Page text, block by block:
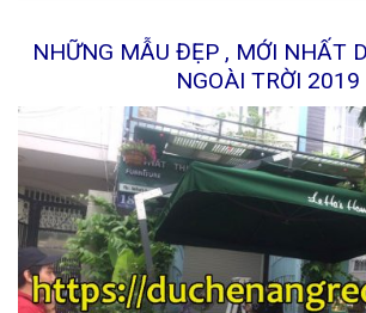
NHỮNG MẪU ĐẸP , MỚI NHẤT
NGOÀI TRỜI 2019